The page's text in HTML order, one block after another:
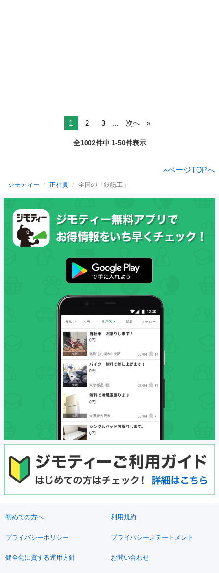
1 2 3 ... 次へ
全1002件中 1-50件表示
ページTOPへ
ジモティー 正社員 全国の「鉄筋工」
初めての方へ 利用規約
プライバシーポリシー プライバシーステートメント
健全化に資する運用方針 お問い合わせ